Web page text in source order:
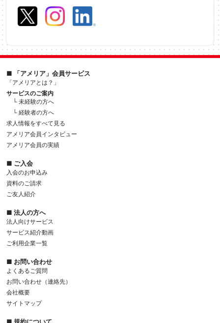
■ 「アメリア」会員サービス
「アメリアとは？」
サービスのご案内
└ 未経験の方へ
└ 経験者の方へ
求人情報をすべて見る
アメリア会員インタビュー
アメリア会員の実績
■ ご入会
入会のお申込み
資料のご請求
ご友人紹介
■ 法人の方へ
法人向けサービス
サービス紹介動画
ご利用企業一覧
■ お問い合わせ
よくあるご質問
お問い合わせ（連絡先）
会社概要
サイトマップ